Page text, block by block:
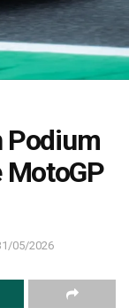
Podium
MotoGP
05/2026